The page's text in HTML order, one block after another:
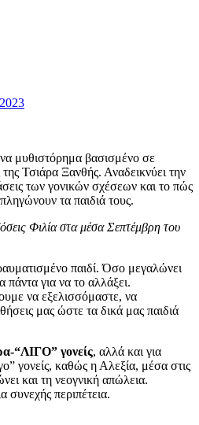
μυθιστόρημα βασισμένο σε
της Τσιάρα Ξανθής. Αναδεικνύει την
των γονικών σχέσεων και το πώς
τα παιδιά τους.
Φιλία στα μέσα Σεπτέμβρη του
παιδί. Όσο μεγαλώνει
πάντα για να το αλλάξει.
να εξελισσόμαστε, να
μας ώστε τα δικά μας παιδιά
“ΛΙΓΟ” γονείς, αλλά και για
γονείς, καθώς η Αλεξία, μέσα στις
και τη νεογνική απώλεια.
συνεχής περιπέτεια.